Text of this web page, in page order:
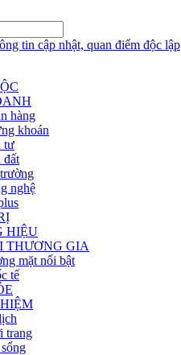
tin cập nhật, quan điểm độc lập
hàng
khoán
tư
đất
nghệ
HIỆU
THƯƠNG GIA
mặt nổi bật
tế
trang